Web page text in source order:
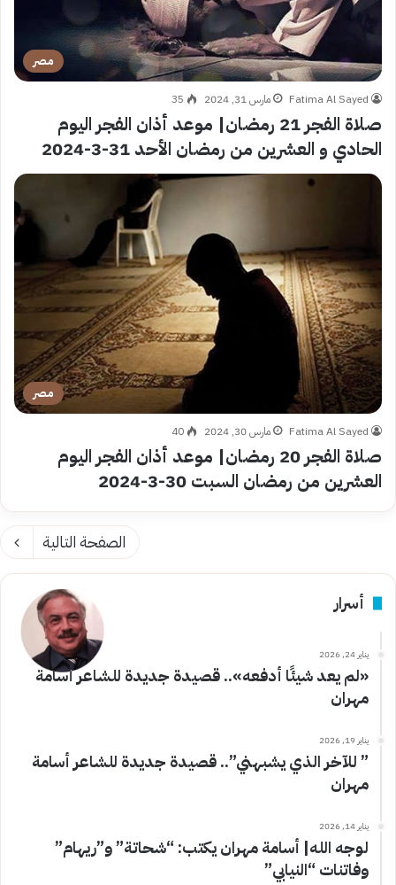
مصر
Fatima Al Sayed مارس 31, 2024 35
صلاة الفجر 21 رمضان| موعد أذان الفجر اليوم
الحادي و العشرين من رمضان الأحد 31-3-2024
مصر
Fatima Al Sayed مارس 30, 2024 40
صلاة الفجر 20 رمضان| موعد أذان الفجر اليوم
العشرين من رمضان السبت 30-3-2024
الصفحة التالية
أسرار
يناير 24, 2026
«لم يعد شيئًا أدفعه».. قصيدة جديدة للشاعر أسامة
مهران
يناير 19, 2026
” للآخر الذي يشبهني”.. قصيدة جديدة للشاعر أسامة
مهران
يناير 14, 2026
لوجه الله| أسامة مهران يكتب: “شحاتة” و”ريهام”
وفاتنات “النيابي”